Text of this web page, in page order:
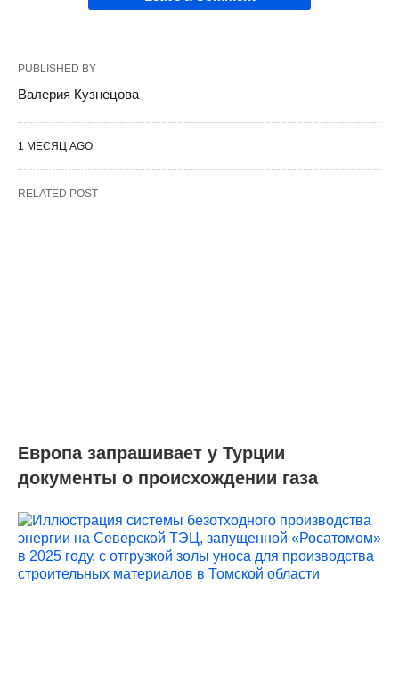
PUBLISHED BY
Валерия Кузнецова
1 МЕСЯЦ AGO
RELATED POST
Европа запрашивает у Турции
документы о происхождении газа